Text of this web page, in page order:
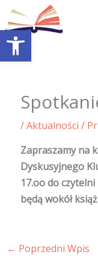
Otwórz pasek narzędzi
Przejdź
do
treści
/Aktualności /
Zapraszamy na
Dyskusyjnego
17.oo do
będą wokół
← Poprzedni Wpis